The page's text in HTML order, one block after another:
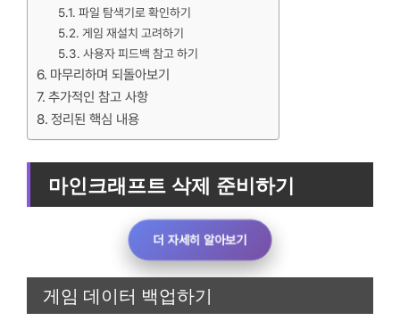
파일 탐색기로 확인하기
게임 재설치 고려하기
사용자 피드백 참고 하기
마무리하며 되돌아보기
추가적인 참고 사항
정리된 핵심 내용
마인크래프트 삭제 준비하기
더 자세히 알아보기
게임 데이터 백업하기